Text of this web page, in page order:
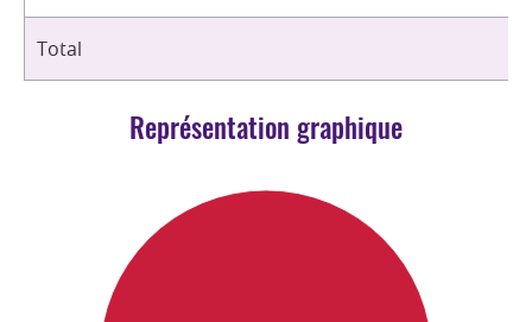
Total
Représentation graphique